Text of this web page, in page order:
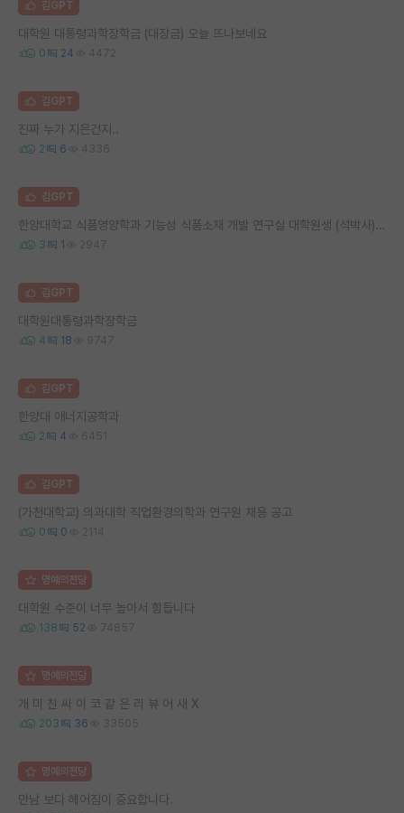
김GPT
대학원 대통령과학장학금 (대장금) 오늘 뜨나보네요
0 24 4472
김GPT
진짜 누가 지은건지..
2 6 4336
김GPT
한양대학교 식품영양학과 기능성 식품소재 개발 연구실 대학원생 (석박사), 연구원(혹은 연구원 보조)분 모집
3 1 2947
김GPT
대학원대통령과학장학금
4 18 9747
김GPT
한양대 애너지공학과
2 4 6451
김GPT
(가천대학교) 의과대학 직업환경의학과 연구원 채용 공고
0 0 2114
명예의전당
대학원 수준이 너무 높아서 힘듭니다
138 52 74857
명예의전당
개 미 친 싸 이 코 같 은 리 뷰 어 새 X
203 36 33505
명예의전당
만남 보다 헤어짐이 중요합니다.